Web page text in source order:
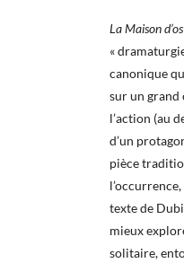
La Maison d’os
«
canonique
sur un grand
l’action (au
d’un
pièce
texte de
mieux
solitaire,